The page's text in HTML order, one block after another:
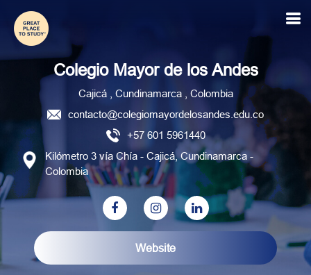
Colegio Mayor de los Andes
Cajicá , Cundinamarca , Colombia
contacto@colegiomayordelosandes.edu.co
+57 601 5961440
Kilómetro 3 vía Chía - Cajicá, Cundinamarca -
Colombia
Website